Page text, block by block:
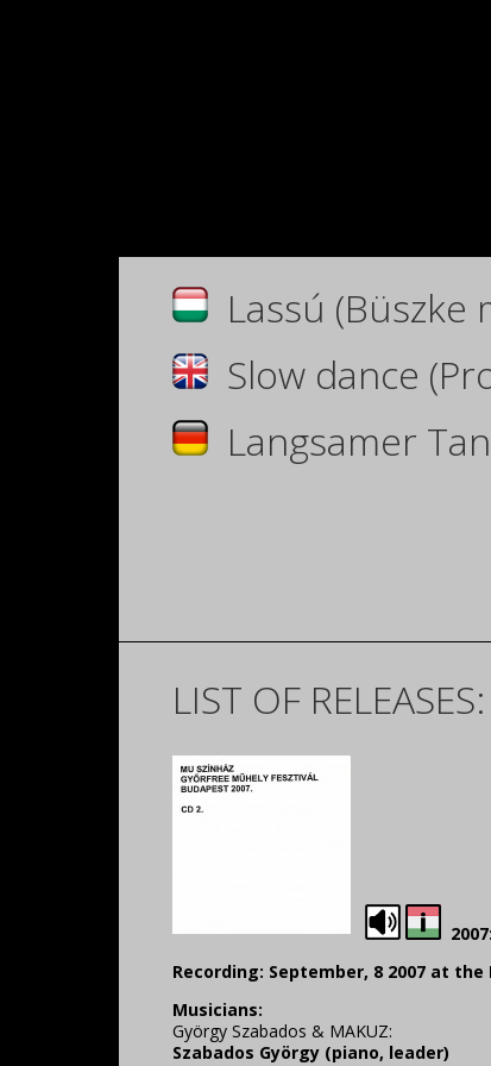
Lassú (Büszke
Slow dance
Langsamer
LIST OF RELEASES:
Recording: September, 8 2007 at
Musicians:
György Szabados & MAKUZ:
Szabados György (piano, leader)